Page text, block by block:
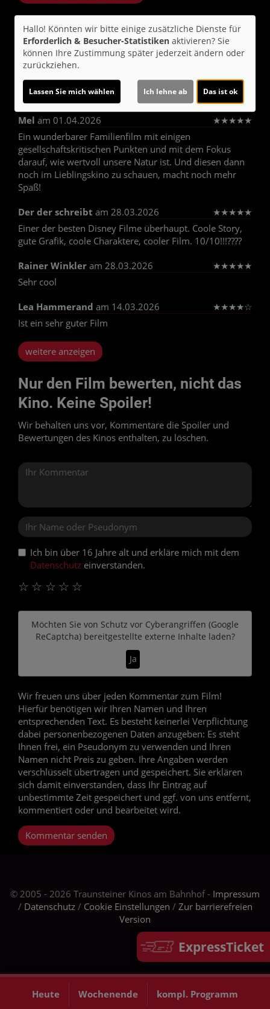
Heute Wochenende kompl. Programm
ExpressTicket
Kommentare
★★★★★ 7
Nikiboyam 07.04.2026 ★★★★
Guter Film. Sehr zu empfehlen.gut für sie ganze Familie
Mel am 01.04.2026 ★★★★★
Ein wunderbarer Familienfilm mit einigen
gesellschaftskritischen Punkten und mit dem Fokus
darauf, wie wertvoll unsere Natur ist. Und diesen dann
noch im Lieblingskino zu schauen, macht noch mehr
Spaß!
Der der schreibt am 28.03.2026 ★★★★★
Einer der besten Disney Filme überhaupt. Coole Story,
gute Grafik, coole Charaktere, cooler Film. 10/10!!!????
Rainer Winkler am 28.03.2026 ★★★★★
Sehr cool
Lea Hammerand am 14.03.2026 ★★★★☆
Ist ein sehr guter Film
weitere anzeigen
Nur den Film bewerten, nicht das
Kino. Keine Spoiler!
Wir behalten uns vor, Kommentare die Spoiler und
Bewertungen des Kinos enthalten, zu löschen.
Ich bin über 16 Jahre alt und erkläre mich mit dem
Datenschutz einverstanden.
☆
☆
☆
☆
☆
Möchten Sie von Schutz vor Cyberangriffen (Google
ReCaptcha)bereitgestellte externe Inhalte laden?
Ja
Wir freuen uns über jeden Kommentar zum Film!
Hierfür benötigen wir Ihren Namen und Ihren
entsprechenden Text. Es besteht keinerlei Verpflichtung
dabei personenbezogenen Daten anzugeben: Es steht
Ihnen frei, ein Pseudonym zu verwenden und Ihren
Namen nicht Preis zu geben. Ihre Angaben werden
verschlüsselt übertragen und gespeichert. Sie erklären
sich damit einverstanden, dass Ihr Eintrag auf
unbestimmte Zeit gespeichert und ggf. von uns entfernt,
kommentiert oder und bearbeitet wird.
Kommentar senden
© 2005 - 2026 Traunsteiner Kinos am Bahnhof - Impressum
/ Datenschutz/ Cookie Einstellungen / Zur barrierefreien
Version
Hallo! Könnten wir bitte einige zusätzliche Dienste für
Erforderlich & Besucher-Statistiken aktivieren? Sie
können Ihre Zustimmung später jederzeit ändern oder
zurückziehen.
Lassen Sie mich wählen Ich lehne ab Das ist ok